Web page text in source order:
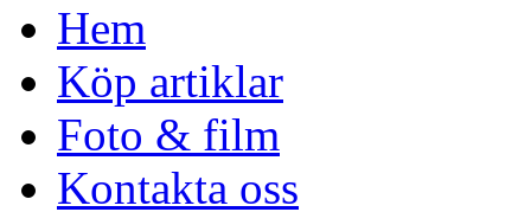
Hem
Köp artiklar
Foto & film
Kontakta oss